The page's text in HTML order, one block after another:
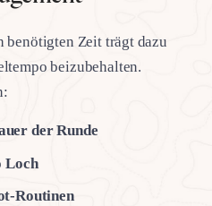
Zeit trägt dazu
beizubehalten.
der Runde
Loch
Routinen